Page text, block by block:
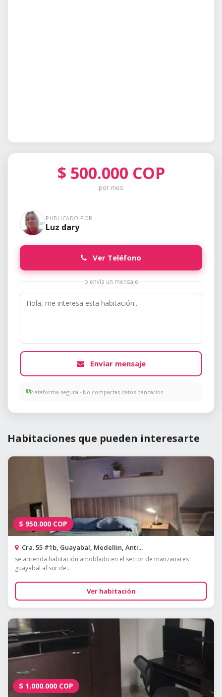
$ 500.000 COP
por mes
PUBLICADO POR
Luz dary
Ver Teléfono
o envía un mensaje
Enviar mensaje
Plataforma segura · No compartas datos bancarios
Habitaciones que pueden interesarte
$ 950.000 COP
Cra. 55 #1b, Guayabal, Medellin, Anti...
se arrienda habitación amoblado en el sector de manzanares
guayabal al sur de...
Ver habitación
$ 1.000.000 COP